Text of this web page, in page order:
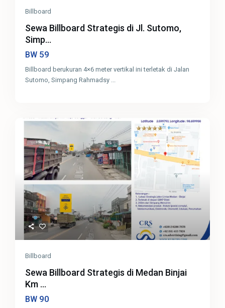
Billboard
Sewa Billboard Strategis di Jl. Sutomo,
Simp...
BW 59
Billboard berukuran 4×6 meter vertikal ini terletak di Jalan
Sutomo, Simpang Rahmadsy
Billboard
Sewa Billboard Strategis di Medan Binjai
Km ...
BW 90